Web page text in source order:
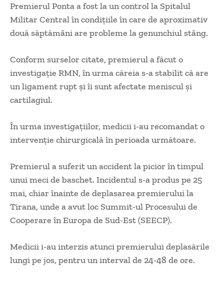
Premierul Ponta a fost la un control la Spitalul
Militar Central în condiţiile în care de aproximativ
două săptămâni are probleme la genunchiul stâng.
Conform surselor citate, premierul a făcut o
investigaţie RMN, în urma căreia s-a stabilit că are
un ligament rupt şi îi sunt afectate meniscul şi
cartilagiul.
În urma investigaţiilor, medicii i-au recomandat o
intervenţie chirurgicală în perioada următoare.
Premierul a suferit un accident la picior în timpul
unui meci de baschet. Incidentul s-a produs pe 25
mai, chiar înainte de deplasarea premierului la
Tirana, unde a avut loc Summit-ul Procesului de
Cooperare în Europa de Sud-Est (SEECP).
Medicii i-au interzis atunci premierului deplasările
lungi pe jos, pentru un interval de 24-48 de ore.